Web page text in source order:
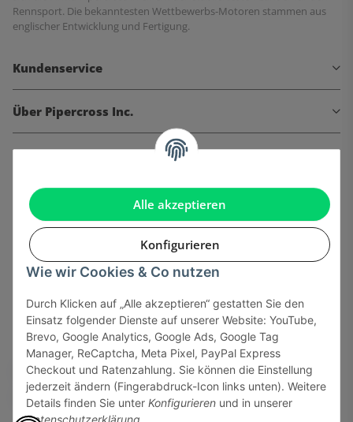
Alle akzeptieren
Konfigurieren
Wie wir Cookies & Co nutzen
Durch Klicken auf „Alle akzeptieren“ gestatten Sie den
Einsatz folgender Dienste auf unserer Website: YouTube,
Brevo, Google Analytics, Google Ads, Google Tag
Manager, ReCaptcha, Meta Pixel, PayPal Express
Checkout und Ratenzahlung. Sie können die Einstellung
jederzeit ändern (Fingerabdruck-Icon links unten). Weitere
Details finden Sie unter Konfigurieren und in unserer
Datenschutzerklärung
Rennsport. Die bekanntesten Wettbewerbs-Motoren stammen aus
englischer Entwicklung und Fertigung.
Kundenservice
Über Pipercross Inc.
Informationen
Gesetzliche Informationen
Sicher bezahlen via: